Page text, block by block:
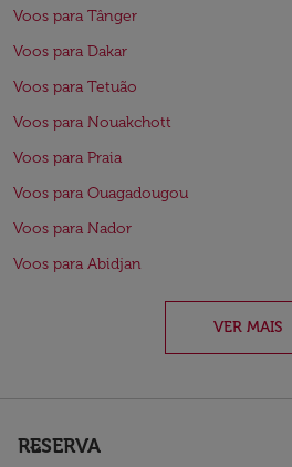
Voos para Tânger
Voos para Dakar
Voos para Tetuão
Voos para Nouakchott
Voos para Praia
Voos para Ouagadougou
Voos para Nador
Voos para Abidjan
VER MAIS
RESERVA
keyboard_arrow_down